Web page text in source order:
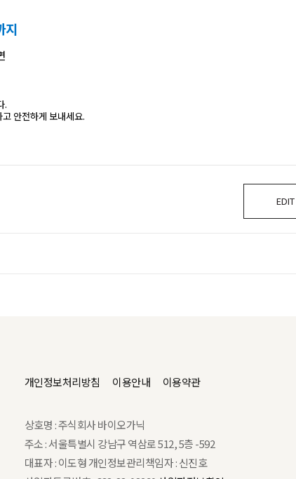
지
.
안전하게 보내세요.
EDIT
개인정보처리방침 이용안내 이용약관
상호명 : 주식회사 바이오가닉
주소 : 서울특별시 강남구 역삼로 512, 5층 -592
대표자 : 이도형개인정보관리책임자 : 신진호